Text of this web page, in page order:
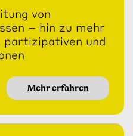
von
– hin zu mehr
und
Mehr erfahren